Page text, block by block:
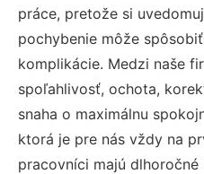
práce, pretože si
pochybenie môže
komplikácie. Medzi naše
spoľahlivosť, ochota,
snaha o maximálnu
ktorá je pre nás vždy na
pracovníci majú